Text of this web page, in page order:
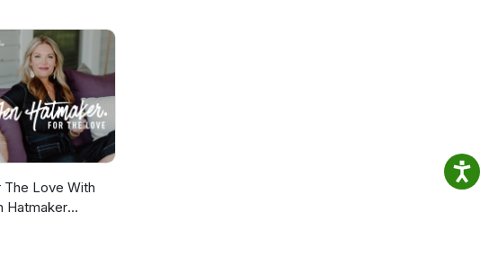
The Love With
Hatmaker